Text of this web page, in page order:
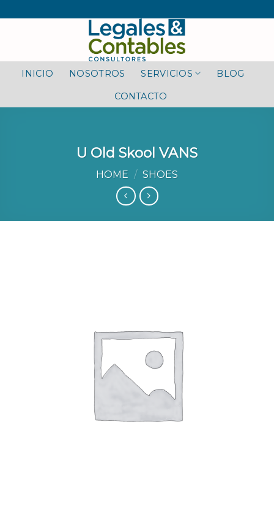
to
INICIO NOSOTROS SERVICIOS BLOG
CONTACTO
U Old Skool VANS
HOME / SHOES